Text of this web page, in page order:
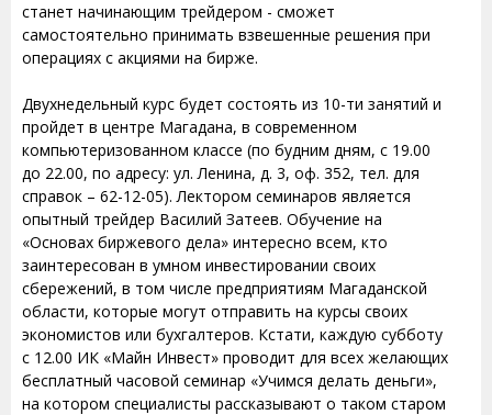
станет начинающим трейдером - сможет
самостоятельно принимать взвешенные решения при
операциях с акциями на бирже.
Двухнедельный курс будет состоять из 10-ти занятий и
пройдет в центре Магадана, в современном
компьютеризованном классе (по будним дням, с 19.00
до 22.00, по адресу: ул. Ленина, д. 3, оф. 352, тел. для
справок – 62-12-05). Лектором семинаров является
опытный трейдер Василий Затеев. Обучение на
«Основах биржевого дела» интересно всем, кто
заинтересован в умном инвестировании своих
сбережений, в том числе предприятиям Магаданской
области, которые могут отправить на курсы своих
экономистов или бухгалтеров. Кстати, каждую субботу
с 12.00 ИК «Майн Инвест» проводит для всех желающих
бесплатный часовой семинар «Учимся делать деньги»,
на котором специалисты рассказывают о таком старом